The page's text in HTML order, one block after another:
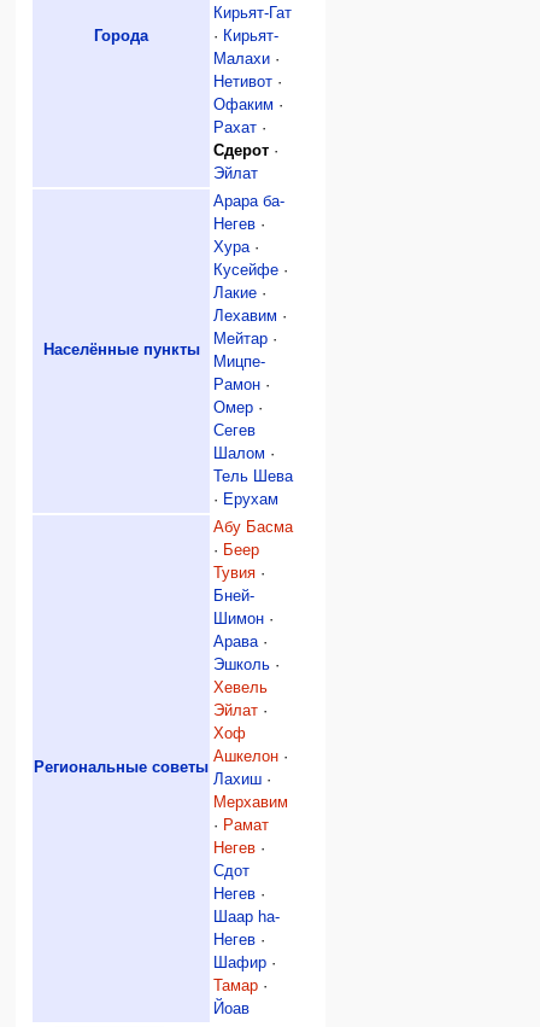
Города
Кирьят-Гат
· Кирьят-
Малахи ·
Нетивот ·
Офаким ·
Рахат ·
Сдерот ·
Эйлат
Населённые пункты
Арара ба-
Негев ·
Хура·
Кусейфе ·
Лакие ·
Лехавим ·
Мейтар ·
Мицпе-
Рамон ·
Омер ·
Сегев
Шалом ·
Тель Шева
· Ерухам
Региональные советы
Абу Басма
· Беер
Тувия ·
Бней-
Шимон ·
Арава·
Эшколь ·
Хевель
Эйлат ·
Хоф
Ашкелон ·
Лахиш ·
Мерхавим
· Рамат
Негев ·
Сдот
Негев ·
Шаар hа-
Негев ·
Шафир ·
Тамар ·
Йоав